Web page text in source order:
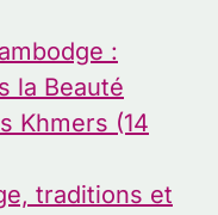
:
la Beauté
Khmers (14
traditions et